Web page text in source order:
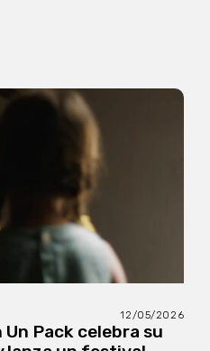
12/05/2026
Pack celebra su